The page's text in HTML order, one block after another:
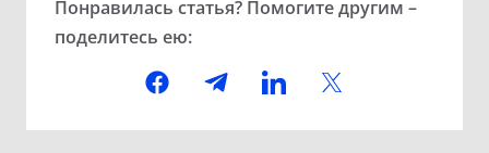
Понравилась статья? Помогите другим –
поделитесь ею: